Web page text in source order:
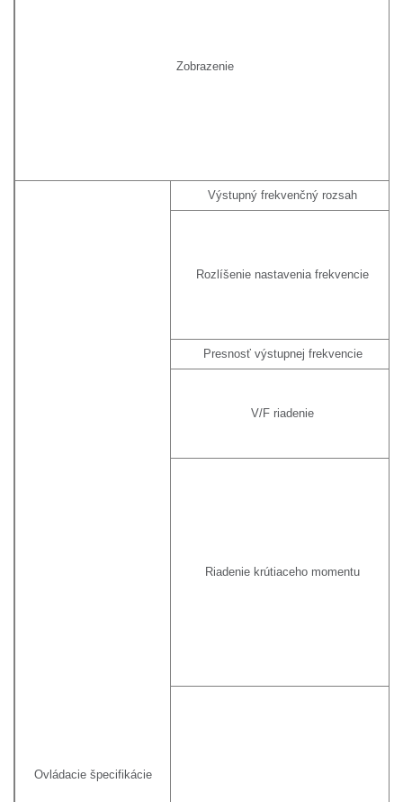
Zobrazenie
Ovládacie špecifikácie
Výstupný frekvenčný rozsah
Rozlíšenie nastavenia frekvencie
Presnosť výstupnej frekvencie
V/F riadenie
Riadenie krútiaceho momentu